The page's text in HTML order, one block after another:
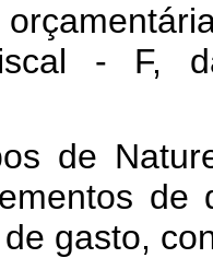
- F,
de
de
gasto,